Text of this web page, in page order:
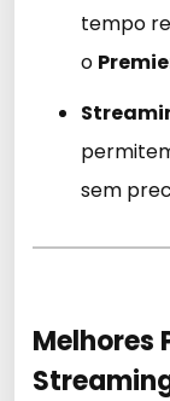
tempo
o
sem
Melhores